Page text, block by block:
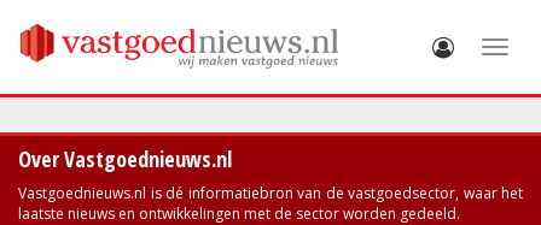
Over Vastgoednieuws.nl
Vastgoednieuws.nl is dé informatiebron van de vastgoedsector, waar het
laatste nieuws en ontwikkelingen met de sector worden gedeeld.